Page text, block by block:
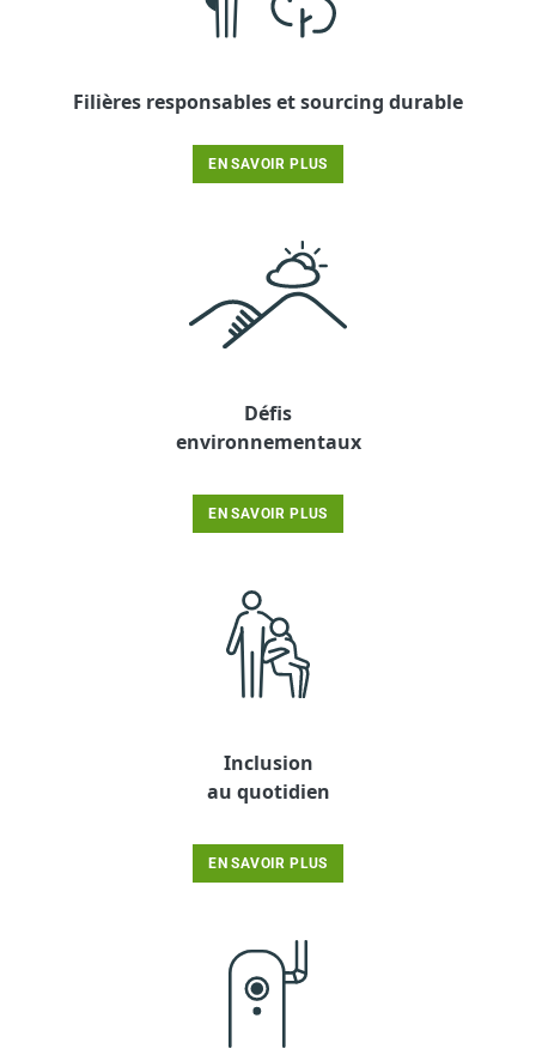
Filières responsables et sourcing durable
EN SAVOIR PLUS
Défis
environnementaux
EN SAVOIR PLUS
Inclusion
au quotidien
EN SAVOIR PLUS